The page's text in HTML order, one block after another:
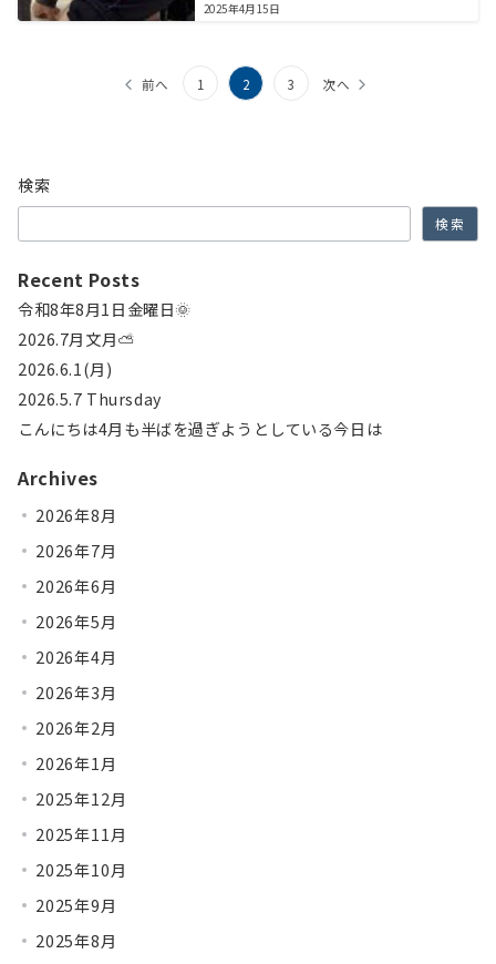
2025年4月15日
ペ
ー
ジ
送
り
前へ 1 2 3 次へ
検索
検索
Recent Posts
令和8年8月1日金曜日🌞
2026.7月文月⛅
2026.6.1(月)
2026.5.7 Thursday
こんにちは4月も半ばを過ぎようとしている今日は
Archives
2026年8月
2026年7月
2026年6月
2026年5月
2026年4月
2026年3月
2026年2月
2026年1月
2025年12月
2025年11月
2025年10月
2025年9月
2025年8月